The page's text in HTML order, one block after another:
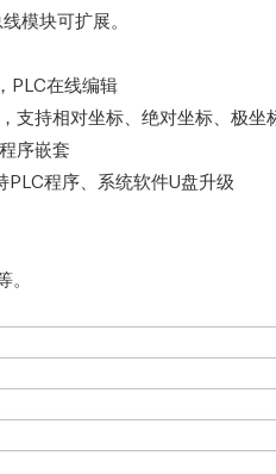
模块可扩展。
PLC在线编辑
支持相对坐标、绝对坐标、极坐
序嵌套
PLC程序、系统软件U盘升级
。